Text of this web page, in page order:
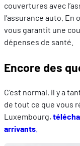
couvertures avec
l’assurance auto.
vous garantit une
dépenses de santé.
Encore des
C’est normal, il y a
de tout ce que vous
Luxembourg,
arrivants